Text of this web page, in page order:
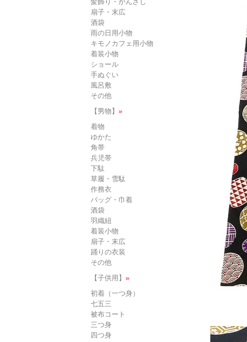
扇子・末広
酒袋
雨の日用小物
キモノカフェ用小物
着装小物
ショール
手ぬぐい
風呂敷
その他
【男物】 »
着物
ゆかた
角帯
兵児帯
下駄
草履・雪駄
作務衣
バッグ・巾着
酒袋
羽織紐
着装小物
扇子・末広
踊りの衣装
その他
【子供用】 »
初着（一つ身）
七五三
被布コート
三つ身
四つ身